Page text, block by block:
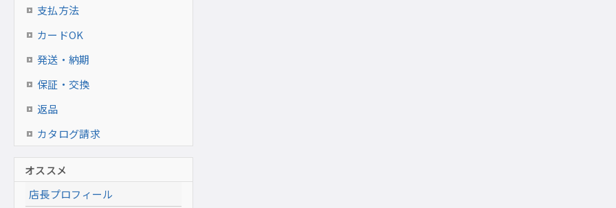
支払方法
カードOK
発送・納期
保証・交換
返品
カタログ請求
オススメ
店長プロフィール